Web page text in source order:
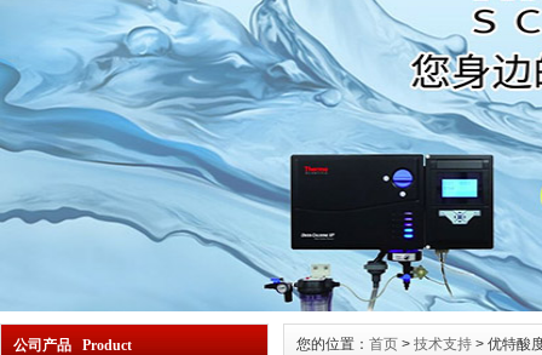
公司产品 Product 您的位置： 首页 > 技术支持 > 优特酸